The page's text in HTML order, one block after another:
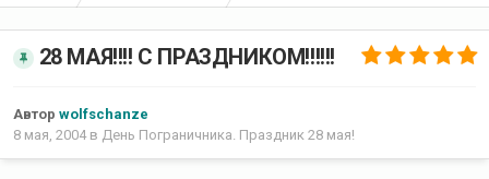
28 МАЯ!!!! С ПРАЗДНИКОМ!!!!!!
Автор wolfschanze
8 мая, 2004в День Пограничника. Праздник 28 мая!